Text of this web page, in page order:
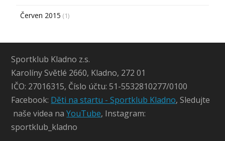
Červen 2015 (1)
Sportklub Kladno z.s.
Karolíny Světlé 2660, Kladno, 272 01
IČO: 27016315, Číslo účtu: 51-5532810277/0100
Facebook: Děti na startu - Sportklub Kladno, Sledujte
naše videa naYouTube, Instagram:
sportklub_kladno